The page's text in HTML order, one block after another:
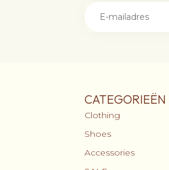
CATEGORIEËN
Clothing
Shoes
Accessories